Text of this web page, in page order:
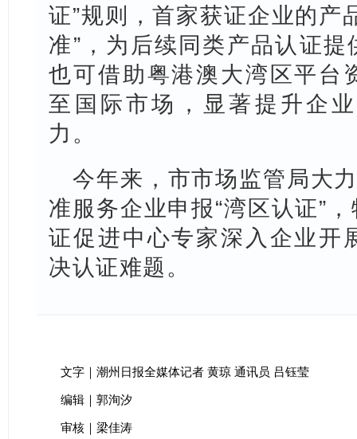
证”规则，首家获证企业的产
准”，为后续同类产品认证
也可借助粤港澳大湾区平台
至国际市场，显著提升企
力。
今年来，市市场监管局大
准服务企业申报“湾区认证”
证促进中心专家深入企业开
决认证难题。
文字｜潮州日报全媒体记者 黄琼 通讯员 吕钰莹
编辑｜郭洵汐
审核｜梁佳涛